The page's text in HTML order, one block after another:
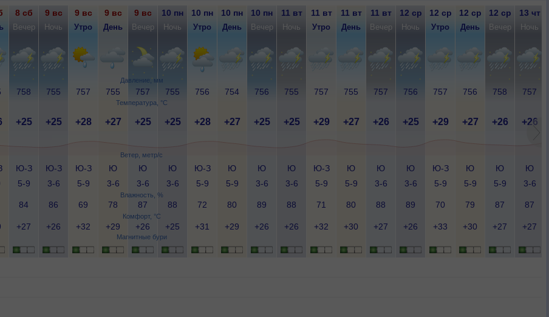
Давление, мм
Температура, °C
Ветер, метр/с
Влажность, %
Комфорт, °C
Магнитные бури
8 сб 9 вс 9 вс 9 вс 9 вс 10 пн 10 пн 10 пн 10 пн 11 вт 11 вт 11 вт 11 вт 12 ср 12 ср 12 ср 12 ср 13 чт
Вечер Ночь Утро День Вечер Ночь Утро День Вечер Ночь Утро День Вечер Ночь Утро День Вечер Ночь
758 755 757 755 757 755 756 754 756 755 757 755 757 756 757 756 758 757
+25 +25 +28 +27 +25 +25 +28 +27 +25 +25 +29 +27 +26 +25 +29 +27 +26 +26
Ю-З
5-9
Ю-З
3-6
Ю-З
5-9
Ю
3-6
Ю
3-6
Ю
3-6
Ю-З
5-9
Ю
5-9
Ю
3-6
Ю
3-6
Ю-З
5-9
Ю
5-9
Ю
3-6
Ю
3-6
Ю-З
5-9
Ю
5-9
Ю
5-9
Ю
3-6
84 86 69 78 87 88 72 80 89 88 71 80 88 89 70 79 87 87
+27 +26 +32 +29 +26 +25 +31 +29 +26 +26 +32 +30 +27 +26 +33 +30 +27 +27